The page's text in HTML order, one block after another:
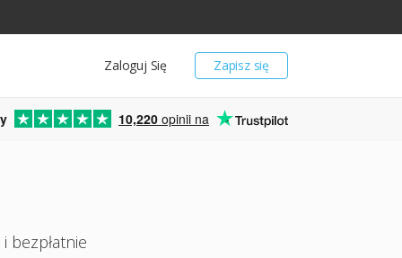
Zapisz się
Zaloguj Się
10,220 opinii na
bezpłatnie